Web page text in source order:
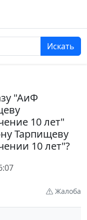
Искать
"АиФ
10 лет"
Тарпищеву
10 лет"?
Жалоба